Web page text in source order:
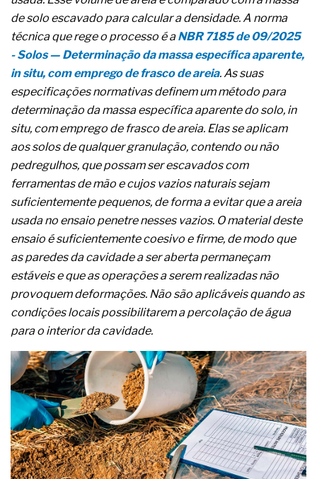
A prevenção clínica da coceira no ânus
Os sintomas clínicos do teratoma de ovário
O tratamento médico da síndrome da fadiga
crônica
As causas médicas da queda dos cabelos ou
calvície
Quando a gestão é o obstáculo para o resultado
positivo
Os procedimentos para a inspeção em estruturas
hidráulicas de concreto de obras
O movimento regular reduz em 19% o risco de
morte precoce e melhora o metabolismo
O desenvolvimento de indicadores nas atividades
de governança das organizações
O desenho industrial ganha espaço como
estratégia competitiva nas empresas
As variações dimensionais dos produtos de
materiais cimentícios com fibra de vidro
A próxima vantagem competitiva não está no
modelo de IA
complexa ficou ainda mais humana
de solo escavado para calcular a densidade. A norma
técnica que rege o processo é aNBR 7185 de 09/2025
- Solos — Determinação da massa específica aparente,
in situ, com emprego de frasco de areia. As suas
especificações normativas definem um método para
determinação da massa específica aparente do solo, in
situ, com emprego de frasco de areia. Elas se aplicam
aos solos de qualquer granulação, contendo ou não
pedregulhos, que possam ser escavados com
ferramentas de mão e cujos vazios naturais sejam
suficientemente pequenos, de forma a evitar que a areia
usada no ensaio penetre nesses vazios. O material deste
ensaio é suficientemente coesivo e firme, de modo que
as paredes da cavidade a ser aberta permaneçam
estáveis e que as operações a serem realizadas não
provoquem deformações. Não são aplicáveis quando as
condições locais possibilitarem a percolação de água
para o interior da cavidade.